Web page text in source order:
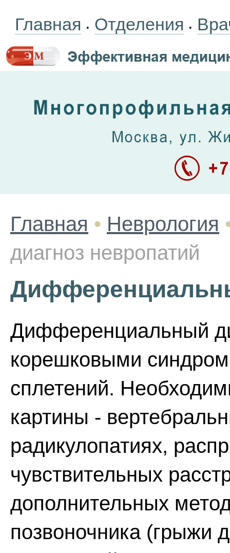
Главная • Отделения •
Главная • Неврология
диагноз невропатий
Дифференциальный
корешковыми
сплетений.
картины -
радикулопатиях,
чувствительных
дополнительных
позвоночника (грыжи